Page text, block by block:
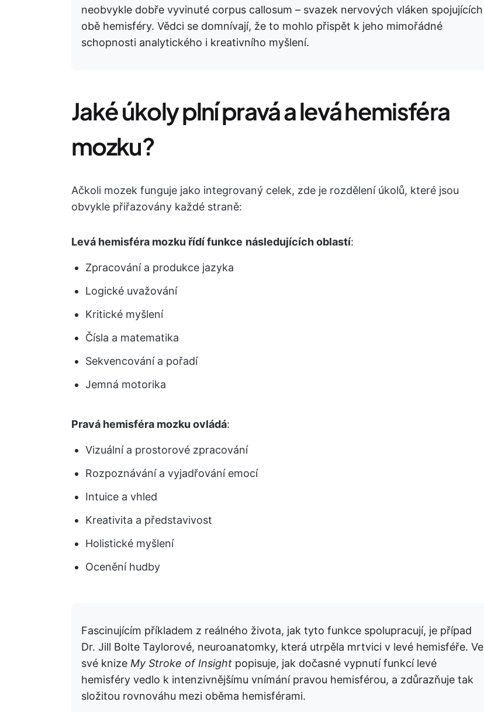
neobvykle dobře vyvinuté corpus callosum – svazek nervových vláken spojujících
obě hemisféry. Vědci se domnívají, že to mohlo přispět k jeho mimořádné
schopnosti analytického i kreativního myšlení.
Jaké úkoly plní pravá a levá hemisféra
mozku?
Ačkoli mozek funguje jako integrovaný celek, zde je rozdělení úkolů, které jsou
obvykle přiřazovány každé straně:
Levá hemisféra mozku řídí funkce následujících oblastí:
Zpracování a produkce jazyka
Logické uvažování
Kritické myšlení
Čísla a matematika
Sekvencování a pořadí
Jemná motorika
Pravá hemisféra mozku ovládá:
Vizuální a prostorové zpracování
Rozpoznávání a vyjadřování emocí
Intuice a vhled
Kreativita a představivost
Holistické myšlení
Ocenění hudby
Fascinujícím příkladem z reálného života, jak tyto funkce spolupracují, je případ
Dr. Jill Bolte Taylorové, neuroanatomky, která utrpěla mrtvici v levé hemisféře. Ve
své knize My Stroke of Insight popisuje, jak dočasné vypnutí funkcí levé
hemisféry vedlo k intenzivnějšímu vnímání pravou hemisférou, a zdůrazňuje tak
složitou rovnováhu mezi oběma hemisférami.